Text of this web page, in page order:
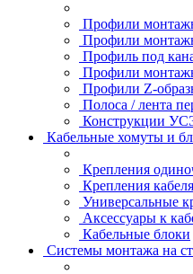
Профили
Профили
Профиль под
Профили
Профили Z-
Полоса / лента
Конструкции
Кабельные хомуты и
Крепления
Крепления
Универсальные
Аксессуары к
Кабельные блоки
Системы монтажа на